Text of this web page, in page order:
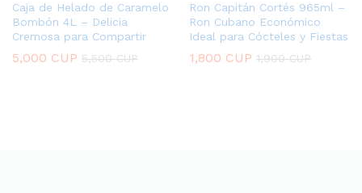
Caja de Helado de Caramelo
Bombón 4L – Delicia
Cremosa para Compartir
5,000 CUP 5,500CUP
Ron Capitán Cortés 965ml –
Ron Cubano Económico
Ideal para Cócteles y Fiestas
1,800 CUP 1,900CUP